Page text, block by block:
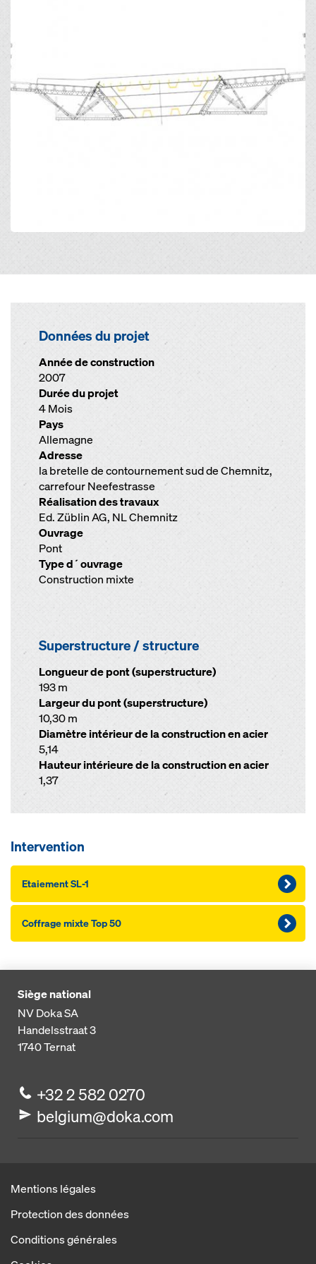
Données du projet
Année de construction
2007
Durée du projet
4 Mois
Pays
Allemagne
Adresse
la bretelle de contournement sud de Chemnitz,
carrefour Neefestrasse
Réalisation des travaux
Ed. Züblin AG, NL Chemnitz
Ouvrage
Pont
Type d´ouvrage
Construction mixte
Superstructure / structure
Longueur de pont (superstructure)
193 m
Largeur du pont (superstructure)
10,30 m
Diamètre intérieur de la construction en acier
5,14
Hauteur intérieure de la construction en acier
1,37
Intervention
Etaiement SL-1
Coffrage mixte Top 50
Siège national
NV Doka SA
Handelsstraat 3
1740Ternat
+32 2 582 0270
belgium@doka.com
Mentions légales
Protection des données
Conditions générales